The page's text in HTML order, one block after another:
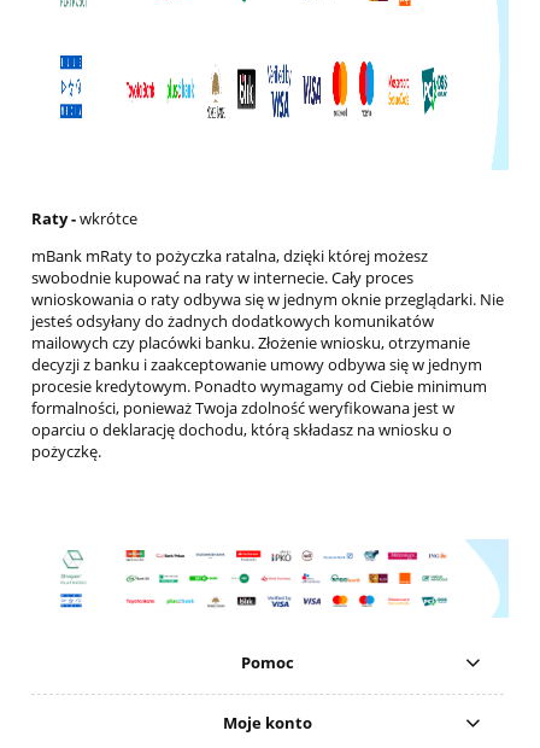
Raty -wkrótce
mBank mRaty to pożyczka ratalna, dzięki której możesz
swobodnie kupować na raty w internecie. Cały proces
wnioskowania o raty odbywa się w jednym oknie przeglądarki. Nie
jesteś odsyłany do żadnych dodatkowych komunikatów
mailowych czy placówki banku. Złożenie wniosku, otrzymanie
decyzji z banku i zaakceptowanie umowy odbywa się w jednym
procesie kredytowym. Ponadto wymagamy od Ciebie minimum
formalności, ponieważ Twoja zdolność weryfikowana jest w
oparciu o deklarację dochodu, którą składasz na wniosku o
pożyczkę.
Pomoc
Moje konto